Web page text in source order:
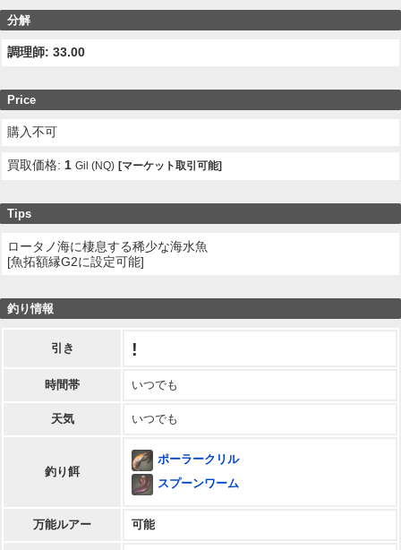
分解
調理師: 33.00
Price
購入不可
買取価格:1 Gil (NQ) [マーケット取引可能]
Tips
ロータノ海に棲息する稀少な海水魚
[魚拓額縁G2に設定可能]
釣り情報
引き !
時間帯 いつでも
天気 いつでも
釣り餌
ポーラークリル
スプーンワーム
万能ルアー 可能